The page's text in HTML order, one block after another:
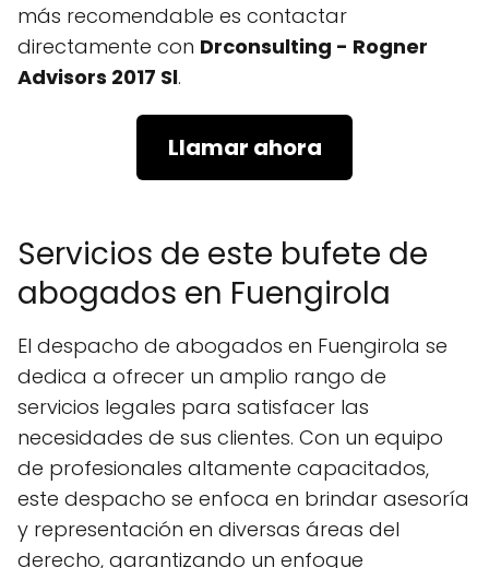
más recomendable es contactar
directamente con Drconsulting - Rogner
Advisors 2017 Sl.
Llamar ahora
Servicios de este bufete de
abogados en Fuengirola
El despacho de abogados en Fuengirola se
dedica a ofrecer un amplio rango de
servicios legales para satisfacer las
necesidades de sus clientes. Con un equipo
de profesionales altamente capacitados,
este despacho se enfoca en brindar asesoría
y representación en diversas áreas del
derecho, garantizando un enfoque